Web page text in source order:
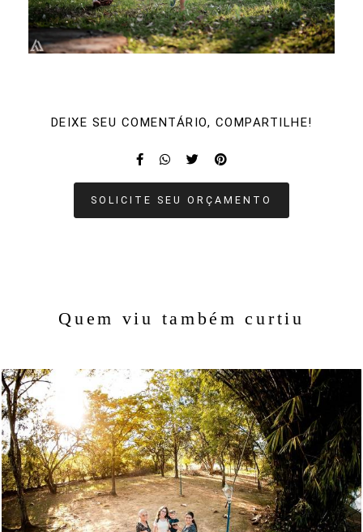
DEIXE SEU COMENTÁRIO, COMPARTILHE!
SOLICITE SEU ORÇAMENTO
Quem viu também curtiu